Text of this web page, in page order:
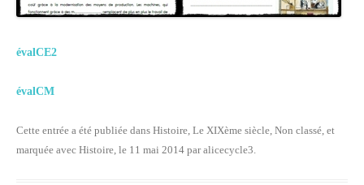
évalCE2
évalCM
Cette entrée a été publiée dans Histoire Le XIXème siècle Non classé , et
marquée avec Histoire , le 11 mai 2014 paralicecycle3